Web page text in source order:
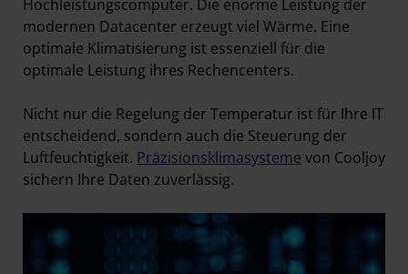
Hochleistungscomputer. Die enorme Leistung der
modernen Datacenter erzeugt viel Wärme. Eine
optimale Klimatisierung ist essenziell für die
optimale Leistung ihres Rechencenters.
Nicht nur die Regelung der Temperatur ist für Ihre IT
entscheidend, sondern auch die Steuerung der
Luftfeuchtigkeit. Präzisionsklimasysteme von Cooljoy
sichern Ihre Daten zuverlässig.